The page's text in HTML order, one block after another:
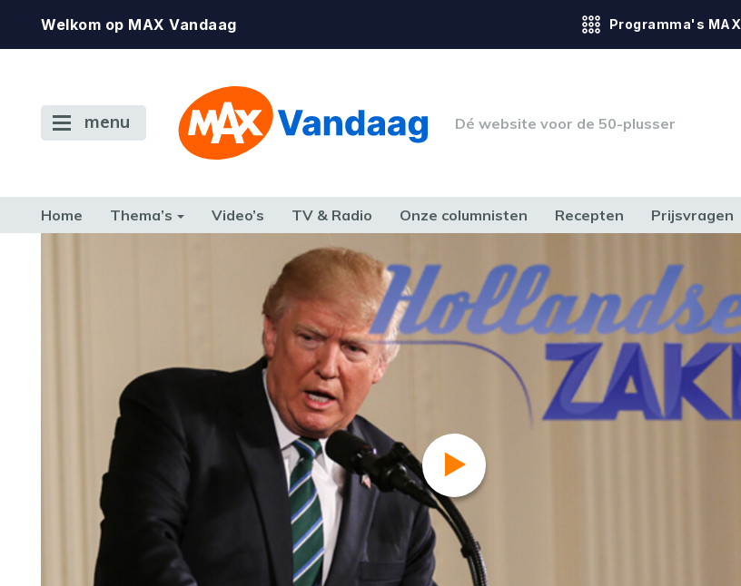
Welkom op MAX Vandaag Programma's MAX
menu Dé website voor de 50-plusser
Home Thema’s Video’s TV & Radio Onze columnisten Recepten Prijsvragen
FAMILIE & RELATIE